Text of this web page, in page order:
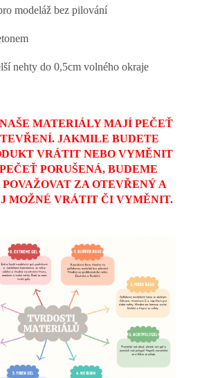
modeláž bez pilování
nehty do 0,5cm volného okraje
MATERIÁLY MAJÍ PEČEŤ
JAKMILE BUDETE
VRÁTIT NEBO VYMĚNIT
PORUŠENÁ, BUDEME
ZA OTEVŘENÝ A
MOŽNÉ VRÁTIT ČI VYMĚNIT.